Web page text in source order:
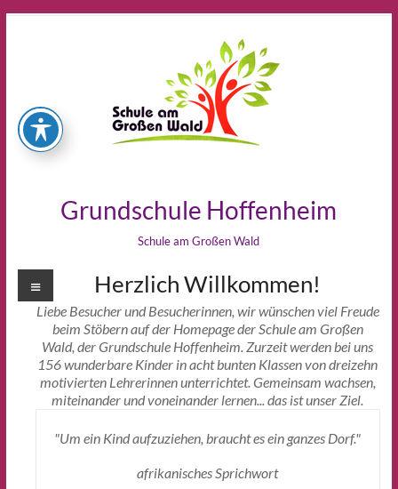
Grundschule Hoffenheim
Schule am Großen Wald
Herzlich Willkommen!
Liebe Besucher und Besucherinnen, wir wünschen viel Freude
beim Stöbern auf der Homepage der Schule am Großen
Wald, der Grundschule Hoffenheim. Zurzeit werden bei uns
156 wunderbare Kinder in acht bunten Klassen von dreizehn
motivierten Lehrerinnen unterrichtet. Gemeinsam wachsen,
miteinander und voneinander lernen... das ist unser Ziel.
"Um ein Kind aufzuziehen, braucht es ein ganzes Dorf."
afrikanisches Sprichwort
Menü